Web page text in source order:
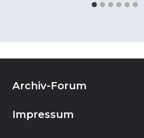
Archiv-Forum
Impressum